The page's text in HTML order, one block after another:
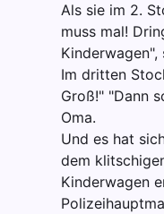
Als sie im 2.
muss mal!
Kinderwagen",
Im dritten
Groß!" "Dann
Oma.
Und es hat
dem
Kinderwagen